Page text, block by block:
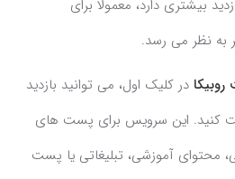
بیشتری دارد، معمولا برای
به نظر می رسد.
در کلیک اول، می توانید بازدید
کنید. این سرویس برای پست های
محتوای آموزشی، تبلیغاتی یا پست